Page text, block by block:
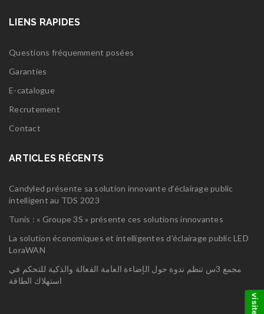
LIENS RAPIDES
Questions fréquemment posées
Garanties
E-catalogue
Recrutement
Contact
ARTICLES RÉCENTS
Candyled présente sa solution innovante d’éclairage public
intelligent au TDS 2023
Tunis : « Groupe 3S » présente ces solutions innovantes
La solution économiques et intelligentes d’éclairage public LED
LoraWAN
مجمع 3س تنظم ندوة حول الإضاءة العامة الفعالة والذكية للتحكم في
استهلاك الطاقة